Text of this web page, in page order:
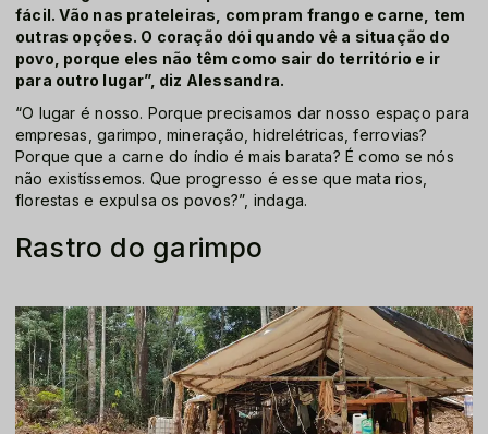
fácil. Vão nas prateleiras, compram frango e carne, tem
outras opções. O coração dói quando vê a situação do
povo, porque eles não têm como sair do território e ir
para outro lugar”, diz Alessandra.
“O lugar é nosso. Porque precisamos dar nosso espaço para
empresas, garimpo, mineração, hidrelétricas, ferrovias?
Porque que a carne do índio é mais barata? É como se nós
não existíssemos. Que progresso é esse que mata rios,
florestas e expulsa os povos?”, indaga.
Rastro do garimpo